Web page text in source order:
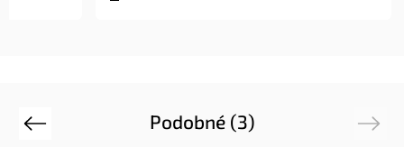
Podobné (3)
Previous Next